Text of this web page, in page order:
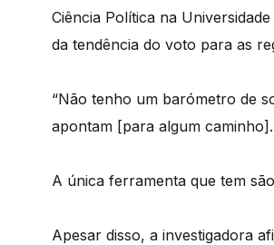
Ciência Política na
da tendência do voto para as
“Não tenho um barómetro de
apontam [para algum
A única ferramenta que tem
Apesar disso, a investigadora